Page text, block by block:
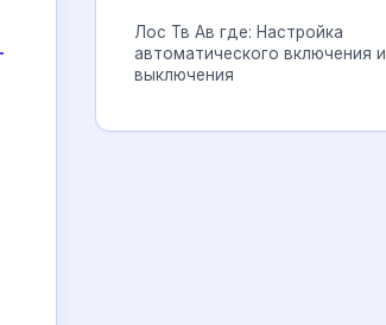
Лос Тв Ав где: Настройка
автоматического включения и
выключения